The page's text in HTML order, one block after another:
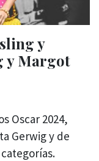
y
y Margot
Oscar 2024,
Gerwig y de